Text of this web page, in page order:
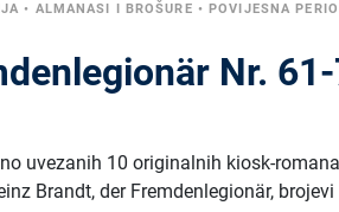
• ALMANASI I BROŠURE •POVIJESNA
Nr.
uvezanih 10 originalnih kiosk-romana
Brandt, der Fremdenlegionär,